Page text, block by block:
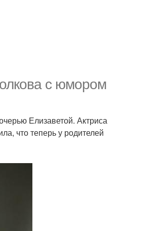
с юмором
Елизаветой. Актриса
что теперь у родителей